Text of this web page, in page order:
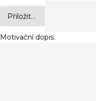
Přiložit...
Motivační dopis: